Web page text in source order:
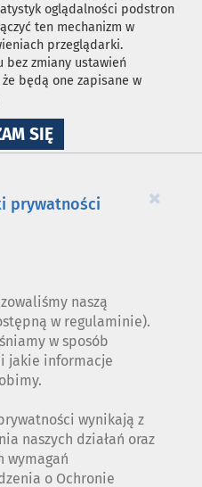
oglądalności podstron
ten mechanizm w
przeglądarki.
bez zmiany ustawień
będą one zapisane w
SIĘNA
WYKORZYSTANIE
×
prywatności
naszą
w regulaminie).
w sposób
jakie informacje
wynikają z
naszych działań oraz
wymagań
o Ochronie